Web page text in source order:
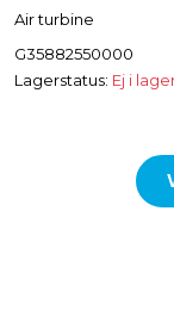
Air turbine
G35882550000
Lagerstatus: Ej i